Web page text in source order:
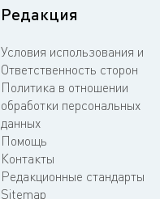
Редакция
Условия использования и
Ответственность сторон
Политика в отношении
обработки персональных
данных
Помощь
Контакты
Редакционные стандарты
Sitemap